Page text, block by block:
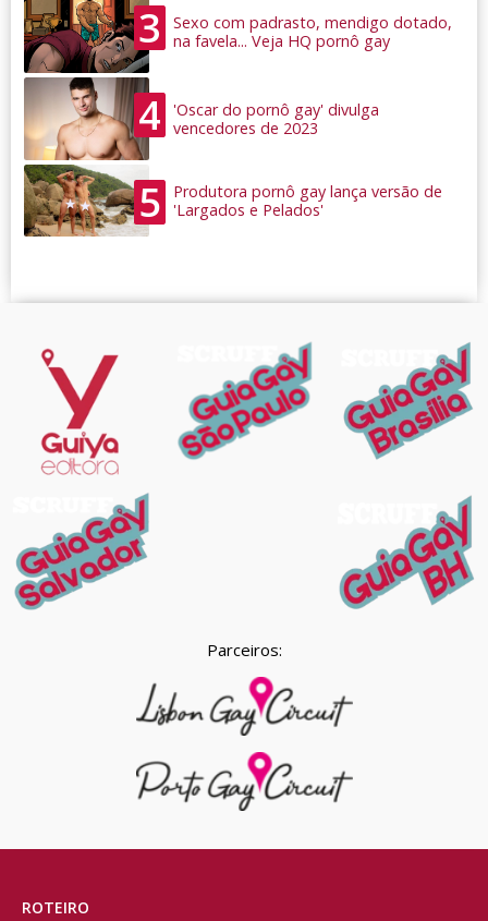
3
Sexo com padrasto, mendigo dotado,
na favela... Veja HQ pornô gay
4
'Oscar do pornô gay' divulga
vencedores de 2023
5
Produtora pornô gay lança versão de
'Largados e Pelados'
Parceiros:
ROTEIRO